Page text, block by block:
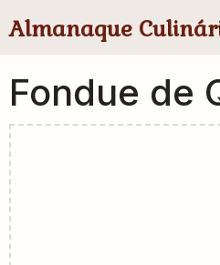
Almanaque
Fondue de